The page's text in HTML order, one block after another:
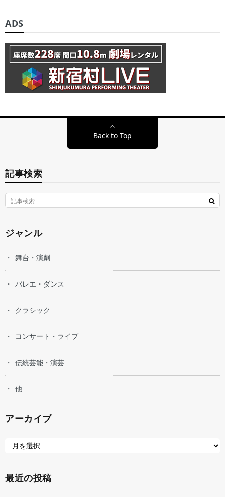
ADS
Back to Top
記事検索
ジャンル
舞台・演劇
バレエ・ダンス
クラシック
コンサート・ライブ
伝統芸能・演芸
他
アーカイブ
最近の投稿